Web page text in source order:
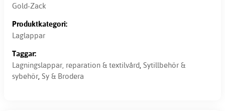
Gold-Zack
Produktkategori:
Laglappar
Taggar:
Lagningslappar, reparation & textilvård, Sytillbehör &
sybehör, Sy & Brodera